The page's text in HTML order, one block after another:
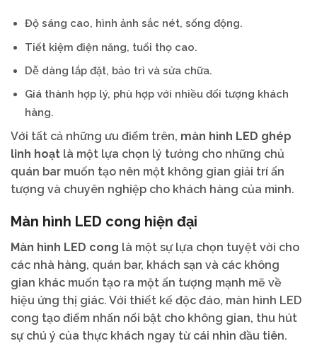
Độ sáng cao, hình ảnh sắc nét, sống động.
Tiết kiệm điện năng, tuổi thọ cao.
Dễ dàng lắp đặt, bảo trì và sửa chữa.
Giá thành hợp lý, phù hợp với nhiều đối tượng khách
hàng.
Với tất cả những ưu điểm trên, màn hình LED ghép
linh hoạt là một lựa chọn lý tưởng cho những chủ
quán bar muốn tạo nên một không gian giải trí ấn
tượng và chuyên nghiệp cho khách hàng của mình.
Màn hình LED cong hiện đại
Màn hình LED cong là một sự lựa chọn tuyệt vời cho
các nhà hàng, quán bar, khách sạn và các không
gian khác muốn tạo ra một ấn tượng mạnh mẽ về
hiệu ứng thị giác. Với thiết kế độc đáo, màn hình LED
cong tạo điểm nhấn nổi bật cho không gian, thu hút
sự chú ý của thực khách ngay từ cái nhìn đầu tiên.